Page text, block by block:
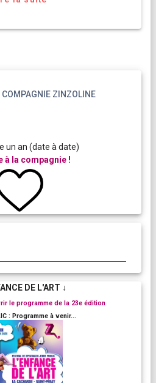
COMPAGNIE ZINZOLINE
un an (date à date)
à la compagnie !
DE L'ART ↓
le programme de la 23e édition
: Programme à venir...